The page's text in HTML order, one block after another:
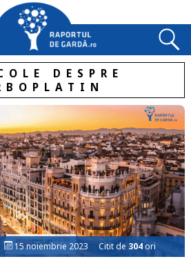
DESPRE
15 noiembrie 2023 Citit de 304ori